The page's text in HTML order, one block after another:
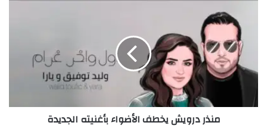
يش
منذر درويش يخطف الأضواء بأغنيته الجديدة